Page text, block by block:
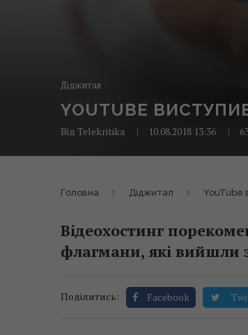
Діджитал
YOUTUBE
Від Telekritika 10.08.2018 13:36
Головна Діджитал YouTube
Відеохостинг
флагмани, які вийшли
Поділитись: Facebook